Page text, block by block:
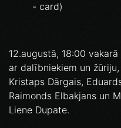
- card)
12.augustā, 18:00
ar dalībniekiem un
Kristaps Dārgais,
Raimonds Elbakjans un
Liene Dupate.